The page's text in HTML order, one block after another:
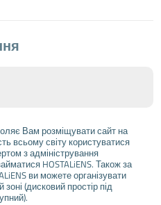
Вам розміщувати сайт на
всьому світу користуватися
з адміністрування
HOSTALiENS. Також за
ви можете організувати
(дисковий простір під